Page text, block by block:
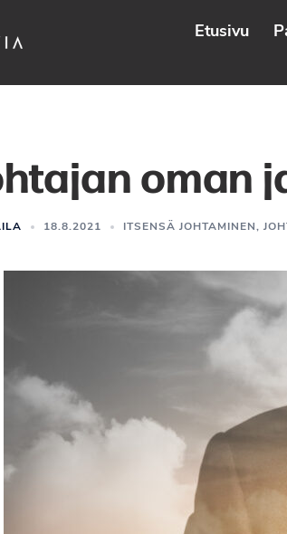
Etusivu
oman
18.8.2021 ITSENSÄ JOHTAMINEN ,